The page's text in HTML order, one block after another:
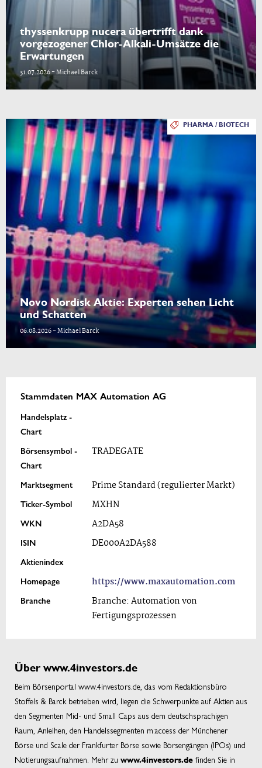
thyssenkrupp nucera übertrifft dank
vorgezogener Chlor-Alkali-Umsätze die
Erwartungen
31.07.2026 - Michael Barck
PHARMA / BIOTECH
Novo Nordisk Aktie: Experten sehen Licht
und Schatten
06.08.2026 - Michael Barck
Stammdaten MAX Automation AG
Handelsplatz -
Chart
Börsensymbol -
Chart
TRADEGATE
Marktsegment Prime Standard (regulierter Markt)
Ticker-Symbol MXHN
WKN A2DA58
ISIN DE000A2DA588
Aktienindex
Homepage
https://www.maxautomation.com
Branche
Branche: Automation von
Fertigungsprozessen
Über www.4investors.de
Beim Börsenportal www.4investors.de, das vom Redaktionsbüro
Stoffels & Barck betrieben wird, liegen die Schwerpunkte auf Aktien aus
den Segmenten Mid- und Small Caps aus dem deutschsprachigen
Raum, Anleihen, den Handelssegmenten m:access der Münchener
Börse und Scale der Frankfurter Börse sowie Börsengängen (IPOs) und
Notierungsaufnahmen. Mehr zu www.4investors.de finden Sie in